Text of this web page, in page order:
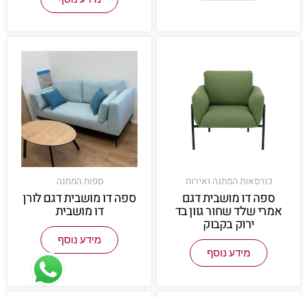
כורסאות המתנה ואירוח
ספה דו מושבית דגם
אמרי שלד שחור גוון בד
ירוק בקבוק
מידע נוסף
ספות המתנה
ספה דו מושבית דגם לורן
דו מושבית
מידע נוסף